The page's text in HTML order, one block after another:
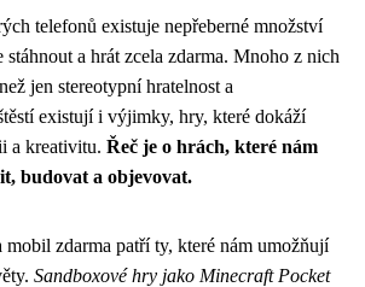
telefonů existuje nepřeberné množství
stáhnout a hrát zcela zdarma. Mnoho z nich
jen stereotypní hratelnost a
existují i výjimky, hry, které dokáží
a kreativitu. Řeč je o hrách, které nám
budovat a objevovat.
zdarma patří ty, které nám umožňují
Sandboxové hry jako Minecraft Pocket